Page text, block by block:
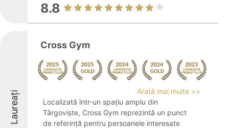
8.8
Laureați
Cross Gym
Arată mai multe >>
Localizată într-un spațiu amplu din
Târgoviște, Cross Gym reprezintă un punct
de referință pentru persoanele interesate